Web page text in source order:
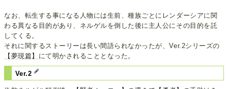
なお、転生する事になる人物には生前、種族ごとにレンダーシアに関
わる異なる目的があり、ネルゲルを倒した後に主人公にその目的を託
してくる。
それに関するストーリーは長い間語られなかったが、Ver.2シリーズの
【夢現篇】 にて明かされることとなった。
Ver.2